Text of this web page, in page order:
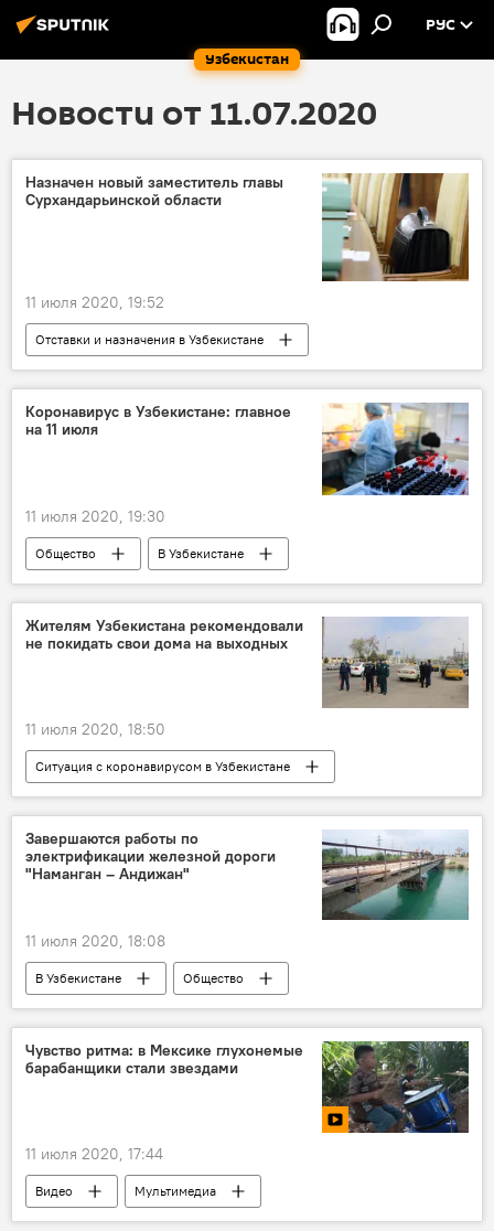
Узбекистан
РУС
Новости от 11.07.2020
Назначен новый заместитель главы
Сурхандарьинской области
11 июля 2020, 19:52
Отставки и назначения в Узбекистане
Общество
В Узбекистане
назначение
Сурхандарьинская область
хоким
Коронавирус в Узбекистане: главное
на 11 июля
11 июля 2020, 19:30
Общество
В Узбекистане
Коронавирус COVID-19
Карантин
Узбекистан
здравоохранение
Жителям Узбекистана рекомендовали
не покидать свои дома на выходных
11 июля 2020, 18:50
Ситуация с коронавирусом в Узбекистане
Общество
В Узбекистане
Коронавирус COVID-19
самоизоляция
Узбекистан
Завершаются работы по
электрификации железной дороги
"Наманган – Андижан"
11 июля 2020, 18:08
В Узбекистане
Общество
Узбекистон темир йуллари
Строительство
Железная дорога
Электрификация
Наманган
Андижан
Чувство ритма: в Мексике глухонемые
барабанщики стали звездами
11 июля 2020, 17:44
Видео Мультимедиа